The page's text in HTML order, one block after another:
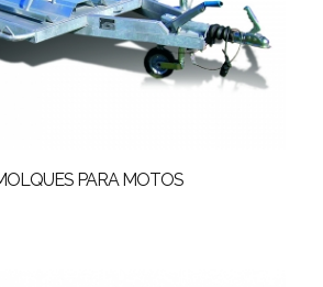
PARA MOTOS